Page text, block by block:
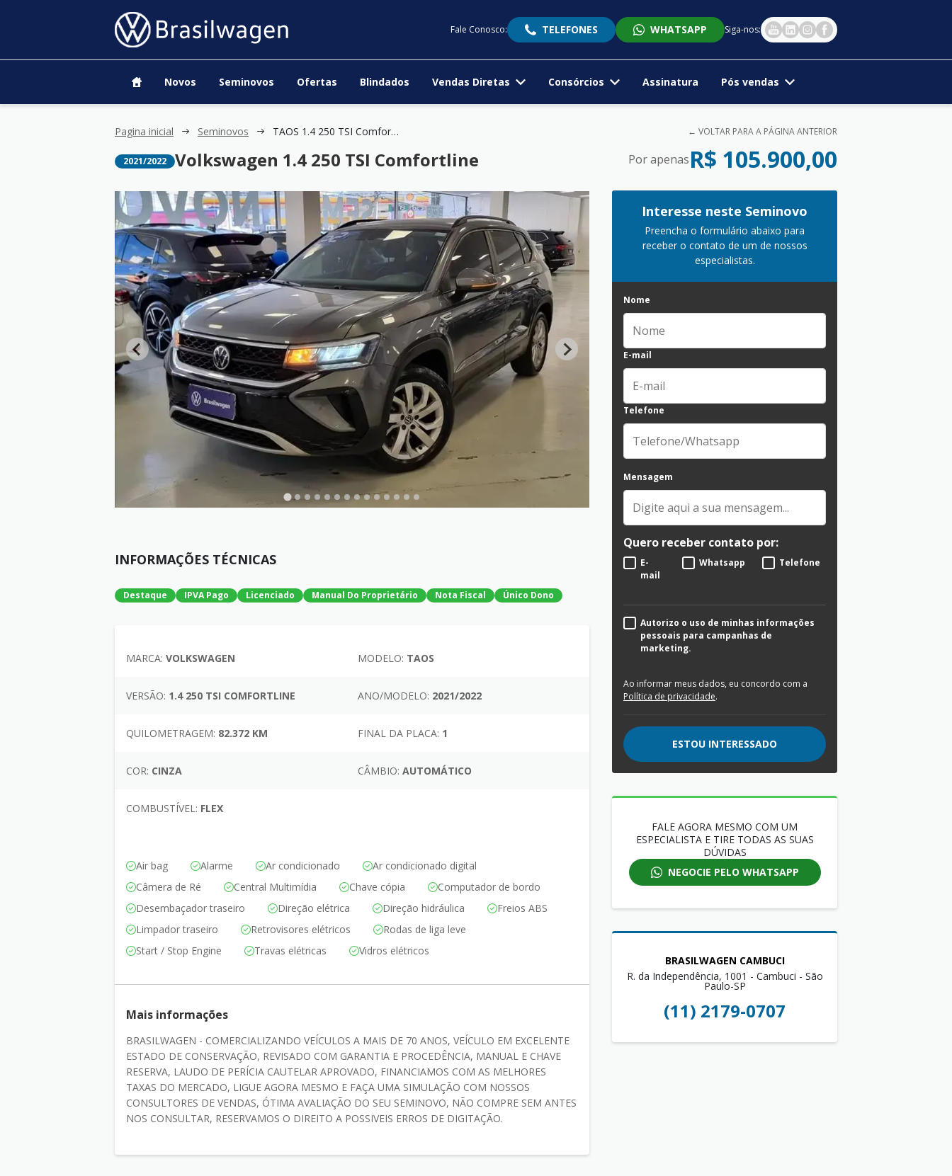
Fale Conosco: TELEFONES WHATSAPP Siga-nos:
Novos Seminovos Ofertas Blindados Vendas Diretas Consórcios Assinatura Pós vendas
Pagina inicial Seminovos TAOS 1.4 250 TSI Comfortline ← VOLTAR PARA A PÁGINA ANTERIOR
2021/2022 Volkswagen 1.4 250 TSI Comfortline
INFORMAÇÕES TÉCNICAS
Destaque IPVA Pago Licenciado Manual Do Proprietário Nota Fiscal Único Dono
MARCA: VOLKSWAGEN MODELO: TAOS
VERSÃO: 1.4 250 TSI COMFORTLINE ANO/MODELO: 2021/2022
QUILOMETRAGEM: 82.372 KM FINAL DA PLACA: 1
COR: CINZA CÂMBIO: AUTOMÁTICO
COMBUSTÍVEL: FLEX
Air bag Alarme Ar condicionado
Ar condicionado digital
Câmera de Ré
Central Multimídia Chave cópia
Computador de bordo
Desembaçador traseiro
Direção elétrica Direção hidráulica
Freios ABS
Limpador traseiro
Retrovisores elétricos
Rodas de liga leve
Start / Stop Engine
Travas elétricas Vidros elétricos
Mais informações
BRASILWAGEN - COMERCIALIZANDO VEÍCULOS A MAIS DE 70 ANOS, VEÍCULO EM EXCELENTE
ESTADO DE CONSERVAÇÃO, REVISADO COM GARANTIA E PROCEDÊNCIA, MANUAL E CHAVE
RESERVA, LAUDO DE PERÍCIA CAUTELAR APROVADO, FINANCIAMOS COM AS MELHORES
TAXAS DO MERCADO, LIGUE AGORA MESMO E FAÇA UMA SIMULAÇÃO COM NOSSOS
CONSULTORES DE VENDAS, ÓTIMA AVALIAÇÃO DO SEU SEMINOVO, NÃO COMPRE SEM ANTES
NOS CONSULTAR, RESERVAMOS O DIREITO A POSSIVEIS ERROS DE DIGITAÇÃO.
Por apenasR$ 105.900,00
Interesse neste Seminovo
Preencha o formulário abaixo para
receber o contato de um de nossos
especialistas.
Nome
E-mail
Telefone
Mensagem
Quero receber contato por:
E-
mail
Whatsapp Telefone
Autorizo o uso de minhas informações
pessoais para campanhas de
marketing.
Ao informar meus dados, eu concordo com a
Política de privacidade.
ESTOU INTERESSADO
FALE AGORA MESMO COM UM
ESPECIALISTA E TIRE TODAS AS SUAS
DÚVIDAS
NEGOCIE PELO WHATSAPP
BRASILWAGEN CAMBUCI
R. da Independência, 1001 - Cambuci - São
Paulo-SP
(11) 2179-0707